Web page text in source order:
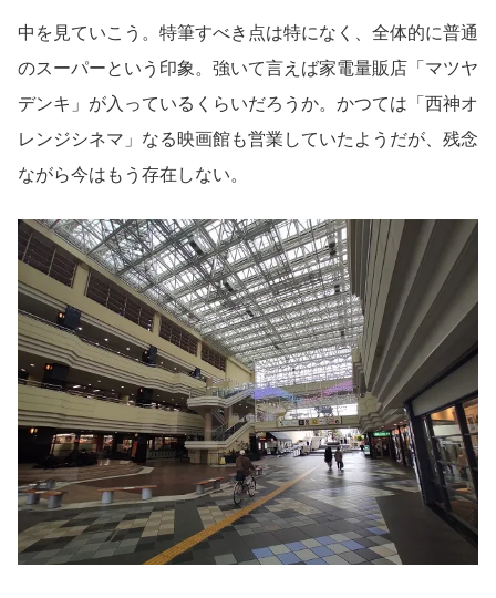
中を見ていこう。特筆すべき点は特になく、全体的に普通
のスーパーという印象。強いて言えば家電量販店「マツヤ
デンキ」が入っているくらいだろうか。かつては「西神オ
レンジシネマ」なる映画館も営業していたようだが、残念
ながら今はもう存在しない。